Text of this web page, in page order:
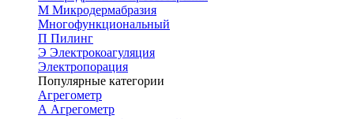
М Микродермабразия
Многофункциональный
П Пилинг
Э Электрокоагуляция
Электропорация
Популярные категории
Агрегометр
А Агрегометр